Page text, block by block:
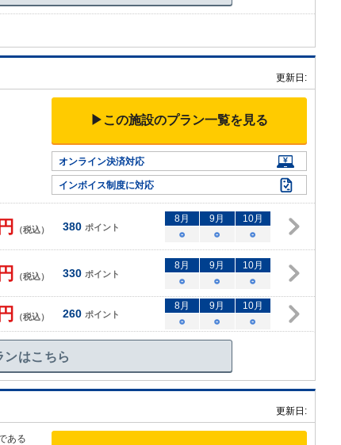
更新日:
▶この施設のプラン一覧を見る
オンライン決済対応
インボイス制度に対応
（税込） 380 ポイント
8月 9月 10月
○
○ ○
（税込） 330 ポイント
8月 9月 10月
○
○ ○
（税込） 260 ポイント
8月 9月 10月
○
○ ○
はこちら
更新日:
ある